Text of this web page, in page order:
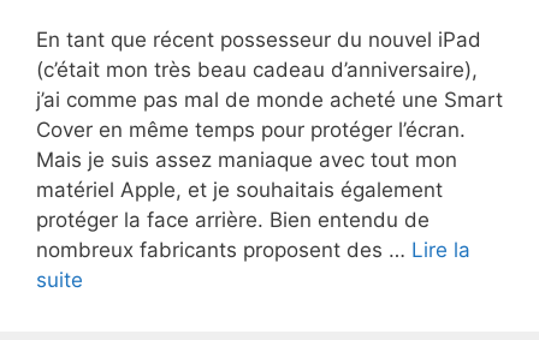
En tant que récent possesseur du nouvel iPad
(c’était mon très beau cadeau d’anniversaire),
j’ai comme pas mal de monde acheté une Smart
Cover en même temps pour protéger l’écran.
Mais je suis assez maniaque avec tout mon
matériel Apple, et je souhaitais également
protéger la face arrière. Bien entendu de
nombreux fabricants proposent des … Lire la
suite